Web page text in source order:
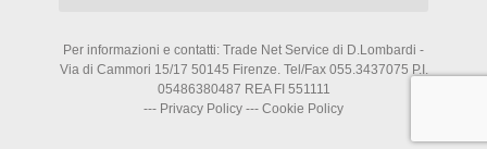
Per informazioni e contatti: Trade Net Service di D.Lombardi -
Via di Cammori 15/17 50145 Firenze. Tel/Fax 055.3437075 P.I.
05486380487 REA FI 551111
--- Privacy Policy --- Cookie Policy